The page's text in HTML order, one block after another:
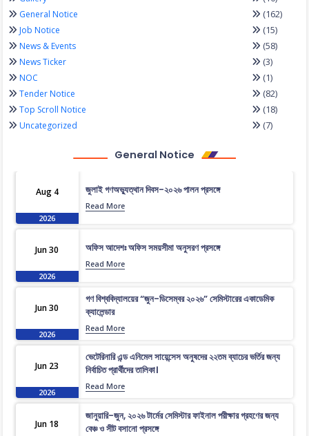
General Notice (162)
Job Notice (15)
News & Events (58)
News Ticker (3)
NOC (1)
Tender Notice (82)
Top Scroll Notice (18)
Uncategorized (7)
General Notice
Aug 4
2026
জুলাই গণঅভ্যুত্থান দিবস-২০২৬ পালন প্রসঙ্গে
Read More
Jun 30
2026
অফিস আদেশঃ অফিস সময়সীমা অনুসরণ প্রসঙ্গে
Read More
Jun 30
2026
গণ বিশ্ববিদ্যালয়ের “জুন-ডিসেম্বর ২০২৬” সেমিস্টারের একাডেমিক
ক্যালেন্ডার
Read More
Jun 23
2026
ভেটেরিনারি এন্ড এনিমেল সায়েন্সেস অনুষদের ২২তম ব্যাচের ভর্তির জন্য
নির্বাচিত প্রার্থীদের তালিকা।
Read More
Jun 18
জানুয়ারি-জুন, ২০২৬ টার্মের সেমিস্টার ফাইনাল পরীক্ষার গ্রহণের জন্য
বেঞ্চ ও সীট বসানো প্রসঙ্গে